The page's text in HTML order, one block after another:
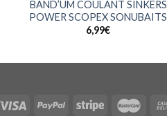
BAND’UM COULANT SINKERS
POWER SCOPEX SONUBAITS
6,99€